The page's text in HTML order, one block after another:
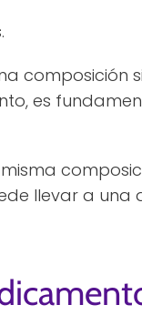
composición
es
llevar a una